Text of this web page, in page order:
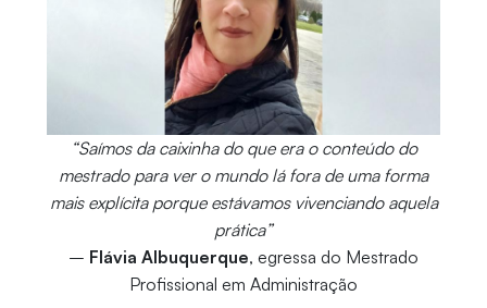
“Saímos da caixinha do que era o conteúdo do
mestrado para ver o mundo lá fora de uma forma
mais explícita porque estávamos vivenciando aquela
prática”
– Flávia Albuquerque, egressa do Mestrado
Profissional em Administração